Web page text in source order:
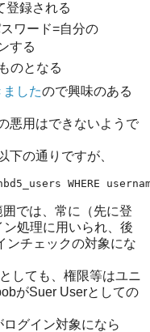
登録される
ワード=自分の
する
のとなる
したので興味のある
悪用はできないようで
下の通りですが、
WHERE
では、常に（先に登
処理に用いられ、後
ンチェックの対象にな
しても、権限等はユニ
がSuer Userとしての
グイン対象になら